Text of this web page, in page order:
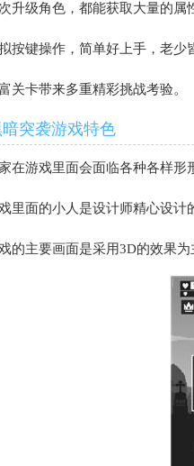
升级角色，都能获取大量的属
按键操作，简单好上手，老少
关卡带来多重精彩挑战考验。
突袭游戏特色
在游戏里面会面临各种各样形
里面的小人是设计师精心设计
的主要画面是采用3D的效果